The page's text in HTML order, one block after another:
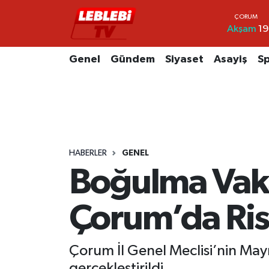
Akşam
Genel Gündem Siyaset Asayiş
HABERLER GENEL
Boğulma
Çorum’da
Çorum İl Genel Meclisi’nin
Hava Durumu
Tüm Manşetler
Son Dakika Haberleri
Haber Arşivi